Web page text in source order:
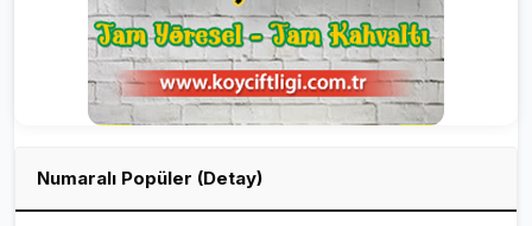
Numaralı Popüler (Detay)